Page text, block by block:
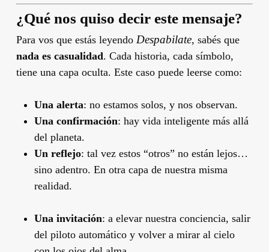
¿Qué nos quiso decir este mensaje?
Para vos que estás leyendo Despabilate, sabés que
nada es casualidad. Cada historia, cada símbolo,
tiene una capa oculta. Este caso puede leerse como:
Una alerta: no estamos solos, y nos observan.
Una confirmación: hay vida inteligente más allá
del planeta.
Un reflejo: tal vez estos “otros” no están lejos…
sino adentro. En otra capa de nuestra misma
realidad.
Una invitación: a elevar nuestra conciencia, salir
del piloto automático y volver a mirar al cielo